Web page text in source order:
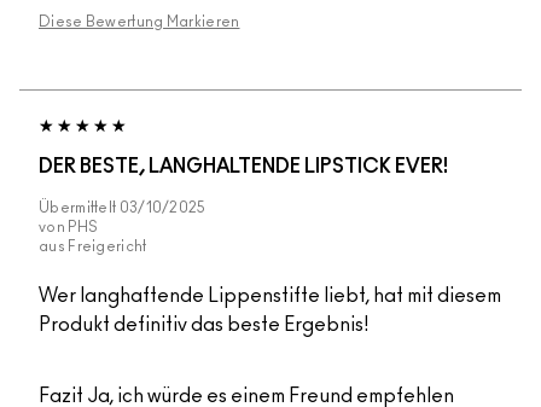
Diese Bewertung Markieren
DER BESTE, LANGHALTENDE LIPSTICK EVER!
Übermittelt 03/10/2025
von PHS
aus Freigericht
Wer langhaftende Lippenstifte liebt, hat mit diesem
Produkt definitiv das beste Ergebnis!
Fazit Ja, ich würde es einem Freund empfehlen